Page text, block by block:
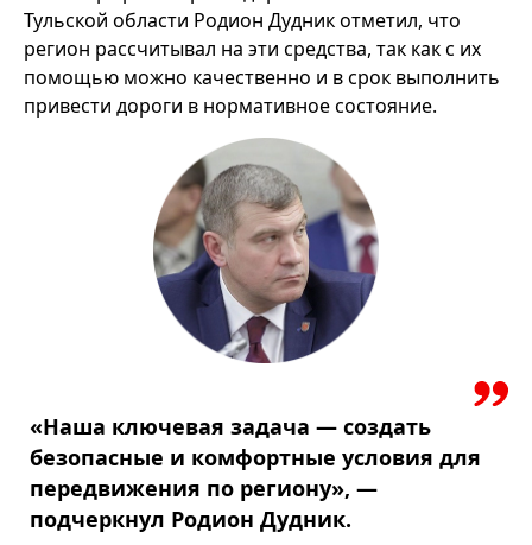
Тульской области Родион Дудник отметил, что
регион рассчитывал на эти средства, так как с их
помощью можно качественно и в срок выполнить
привести дороги в нормативное состояние.
«Наша ключевая задача — создать
безопасные и комфортные условия для
передвижения по региону», —
подчеркнул Родион Дудник.